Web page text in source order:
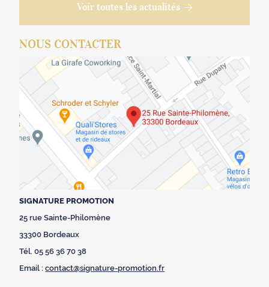
Voir toutes les actualités
NOUS CONTACTER
SIGNATURE PROMOTION
25 rue Sainte-Philomène
33300 Bordeaux
Tél. 05 56 36 70 38
Email :contact@signature-promotion.fr